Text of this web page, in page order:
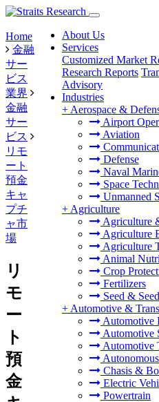
About Us
Services
Customized Market
Research Reports
Advisory
Industries
+ Aerospace &
Airport
Aviation
Defense
Naval
Space
Unmanned
+ Agriculture
Agriculture
Agriculture
Agriculture
Animal
Crop
Fertilizers
Seed &
+ Automotive &
Automotive
Automotive
Automotive
Chasis &
Electric
Powertrain
Home
金融
サー
ビス
業界
金融
サー
ビス
リモ
ート
預金
キャ
プチ
ャ市
場
リ
モ
ー
ト
預
金